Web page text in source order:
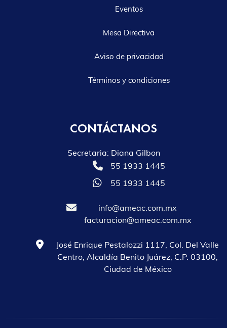
Eventos
Mesa Directiva
Aviso de privacidad
Términos y condiciones
CONTÁCTANOS
Secretaria: Diana Gilbon
55 1933 1445
55 1933 1445
info@ameac.com.mx
facturacion@ameac.com.mx
José Enrique Pestalozzi 1117, Col. Del Valle
Centro, Alcaldía Benito Juárez, C.P. 03100,
Ciudad de México